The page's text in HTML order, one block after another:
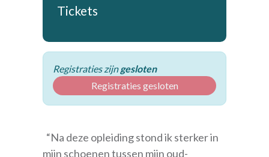
Tickets
Registraties zijngesloten
Registraties gesloten
“Na deze opleiding stond ik sterker in
mijn schoenen tussen mijn oud-